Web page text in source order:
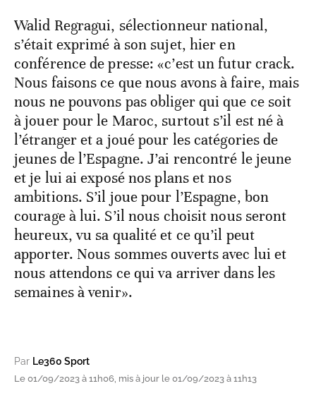
Walid Regragui, sélectionneur national,
s’était exprimé à son sujet, hier en
conférence de presse: «c’est un futur crack.
Nous faisons ce que nous avons à faire, mais
nous ne pouvons pas obliger qui que ce soit
à jouer pour le Maroc, surtout s’il est né à
l’étranger et a joué pour les catégories de
jeunes de l’Espagne. J’ai rencontré le jeune
et je lui ai exposé nos plans et nos
ambitions. S’il joue pour l’Espagne, bon
courage à lui. S’il nous choisit nous seront
heureux, vu sa qualité et ce qu’il peut
apporter. Nous sommes ouverts avec lui et
nous attendons ce qui va arriver dans les
semaines à venir».
Par Le360 Sport
Le 01/09/2023 à 11h06, mis à jour le 01/09/2023 à 11h13